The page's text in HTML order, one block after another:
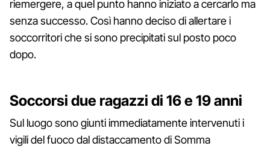
riemergere, a quel punto hanno iniziato a cercarlo ma
senza successo. Così hanno deciso di allertare i
soccorritori che si sono precipitati sul posto poco
dopo.
Soccorsi due ragazzi di 16 e 19 anni
Sul luogo sono giunti immediatamente intervenuti i
vigili del fuoco dal distaccamento di Somma